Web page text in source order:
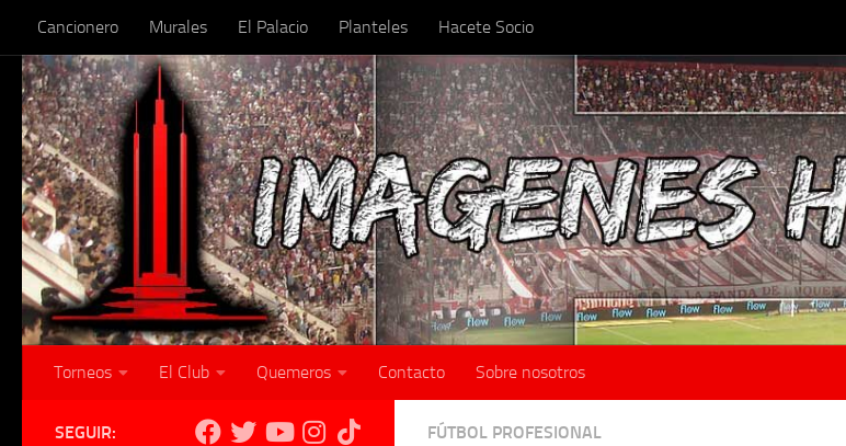
Skip to content
Cancionero Murales El Palacio Planteles Hacete Socio
Torneos El Club Quemeros Contacto Sobre nosotros
FÚTBOL PROFESIONAL
SEGUIR: